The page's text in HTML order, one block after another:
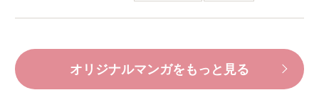
オリジナルマンガをもっと見る